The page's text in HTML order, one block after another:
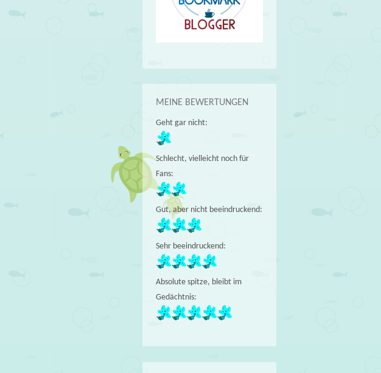
MEINE BEWERTUNGEN
Geht gar nicht:
Schlecht, vielleicht noch für
Fans:
Gut, aber nicht beeindruckend:
Sehr beeindruckend:
Absolute spitze, bleibt im
Gedächtnis: